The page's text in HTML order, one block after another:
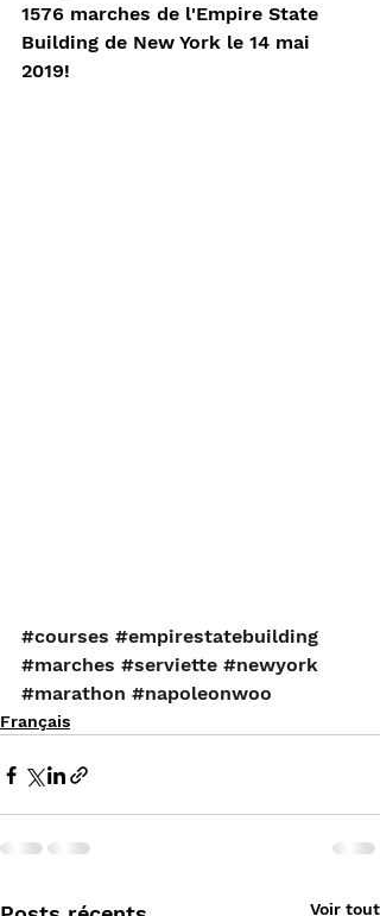
1576 marches de l'Empire State
Building de New York le 14 mai
2019!
#courses #empirestatebuilding
#marches #serviette #newyork
#marathon #napoleonwoo
Français
Voir tout